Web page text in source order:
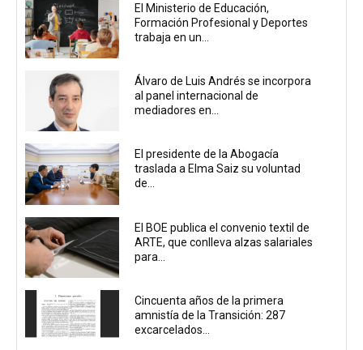
El Ministerio de Educación,
Formación Profesional y Deportes
trabaja en un...
Álvaro de Luis Andrés se incorpora
al panel internacional de
mediadores en...
El presidente de la Abogacía
traslada a Elma Saiz su voluntad
de...
El BOE publica el convenio textil de
ARTE, que conlleva alzas salariales
para...
Cincuenta años de la primera
amnistía de la Transición: 287
excarcelados...